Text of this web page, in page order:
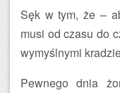
Sęk w tym, że –
musi od czasu do
wymyślnymi
Pewnego dnia